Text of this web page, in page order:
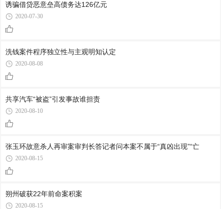
诱骗借贷恶意垒高债务达126亿元
2020-07-30
洗钱案件程序独立性与主观明知认定
2020-08-08
共享汽车“被盗”引发事故谁担责
2020-08-10
张玉环故意杀人再审案审判长答记者问本案不属于“真凶出现”“亡
2020-08-15
朔州破获22年前命案积案
2020-08-15